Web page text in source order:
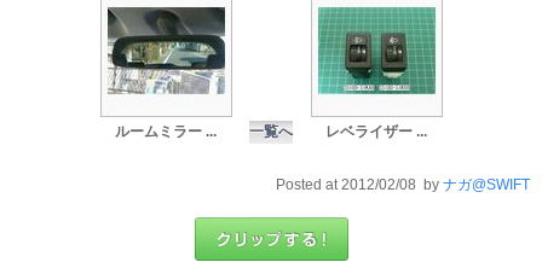
ルームミラー ... 一覧へ レベライザー ...
Posted at 2012/02/08 by ナガ@SWIFT